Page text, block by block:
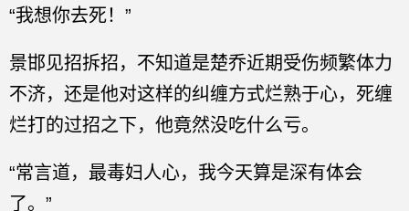
“我想你去死！”
景邯见招拆招，不知道是楚乔近期受伤频繁体力
不济，还是他对这样的纠缠方式烂熟于心，死缠
烂打的过招之下，他竟然没吃什么亏。
“常言道，最毒妇人心，我今天算是深有体会
了。”